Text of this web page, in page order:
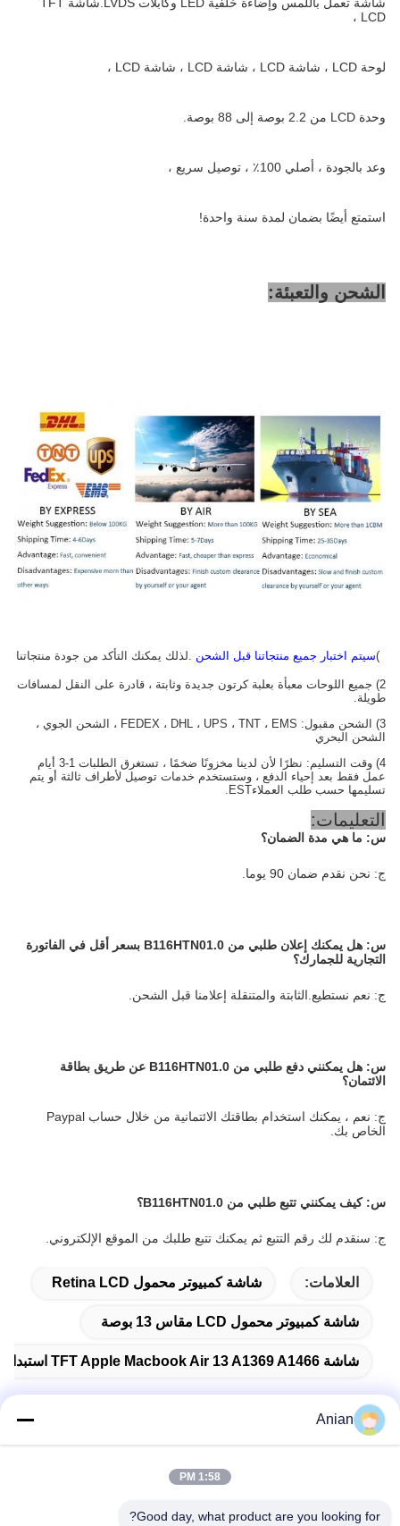
LCD ،
لوحة LCD ، شاشة LCD ، شاشة LCD ، شاشة LCD ،
وحدة LCD من 2.2 بوصة إلى 88 بوصة.
وعد بالجودة ، أصلي 100٪ ، توصيل سريع ،
استمتع أيضًا بضمان لمدة سنة واحدة!
الشحن والتعبئة:
سيتم اختبار جميع منتجاتنا قبل الشحن .لذلك يمكنك التأكد من جودة منتجاتنا
2) جميع اللوحات معبأة بعلبة كرتون جديدة وثابتة ، قادرة على النقل لمسافات
طويلة.
3) الشحن مقبول: FEDEX ، DHL ، UPS ، TNT ، EMS ، الشحن الجوي ،
الشحن البحري
4) وقت التسليم: نظرًا لأن لدينا مخزونًا ضخمًا ، تستغرق الطلبات 1-3 أيام
عمل فقط بعد إحياء الدفع ، وستستخدم خدمات توصيل لأطراف ثالثة أو يتم
تسليمها حسب طلب العملاءEST.
التعليمات:
س: ما هي مدة الضمان؟
ج: نحن نقدم ضمان 90 يوما.
س:
هل يمكنك إعلان طلبي من B116HTN01.0 بسعر أقل في الفاتورة
التجارية للجمارك؟
ج: نعم نستطيع.الثابتة والمتنقلة إعلامنا قبل الشحن.
س:
هل يمكنني دفع طلبي من B116HTN01.0 عن طريق بطاقة
الائتمان؟
ج: نعم ، يمكنك استخدام بطاقتك الائتمانية من خلال حساب Paypal
الخاص بك.
س: كيف يمكنني تتبع طلبي من B116HTN01.0؟
ج: سنقدم لك رقم التتبع ثم يمكنك تتبع طلبك من الموقع الإلكتروني.
العلامات: شاشة كمبيوتر محمول Retina LCD
شاشة كمبيوتر محمول LCD مقاس 13 بوصة
شاشة TFT Apple Macbook Air 13 A1369 A1466 استبدال شاشة الكمبيوتر المحمول LED LCD
العنوان
Anian
1:58 PM
Good day, what product are you looking for?